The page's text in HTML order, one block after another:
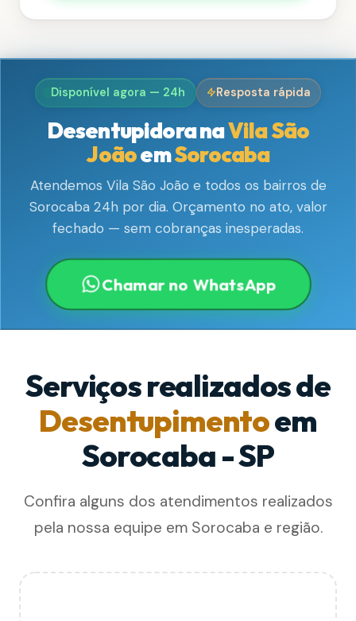
Disponível agora — 24h Resposta rápida
Desentupidora naVila São
JoãoemSorocaba
Atendemos Vila São João e todos os bairros de
Sorocaba 24h por dia. Orçamento no ato, valor
fechado — sem cobranças inesperadas.
Chamar no WhatsApp
Serviços realizados de
Desentupimentoem
Sorocaba - SP
Confira alguns dos atendimentos realizados
pela nossa equipe em Sorocaba e região.